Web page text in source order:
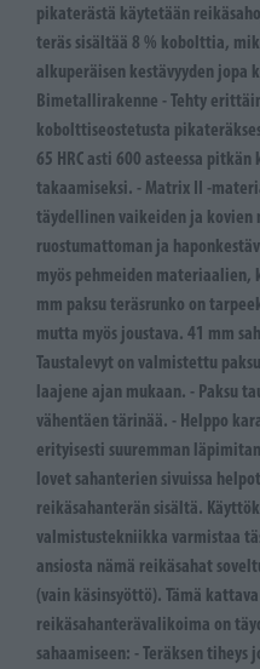
pikaterästä käytetään
teräs sisältää 8 % kobolttia,
alkuperäisen kestävyyden jopa
Bimetallirakenne - Tehty
kobolttiseostetusta
65 HRC asti 600 asteessa
takaamiseksi. - Matrix II -
täydellinen vaikeiden ja
ruostumattoman ja
myös pehmeiden materiaalien,
mm paksu teräsrunko on
mutta myös joustava. 41 mm
Taustalevyt on valmistettu
laajene ajan mukaan. - Paksu
vähentäen tärinää. - Helppo
erityisesti suuremman
lovet sahanterien sivuissa
reikäsahanterän sisältä.
valmistustekniikka varmistaa
ansiosta nämä reikäsahat
(vain käsinsyöttö). Tämä
reikäsahanterävalikoima on
sahaamiseen: - Teräksen tiheys